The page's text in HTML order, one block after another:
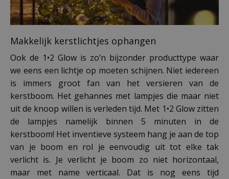
Makkelijk kerstlichtjes ophangen
Ook de 1•2 Glow is zo’n bijzonder producttype waar
we eens een lichtje op moeten schijnen. Niet iedereen
is immers groot fan van het versieren van de
kerstboom. Het gehannes met lampjes die maar niet
uit de knoop willen is verleden tijd. Met 1•2 Glow zitten
de lampjes namelijk binnen 5 minuten in de
kerstboom! Het inventieve systeem hang je aan de top
van je boom en rol je eenvoudig uit tot elke tak
verlicht is. Je verlicht je boom zo niet horizontaal,
maar met name verticaal. Dat is nog eens tijd